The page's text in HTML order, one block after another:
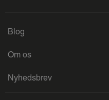
Blog
Om os
Nyhedsbrev